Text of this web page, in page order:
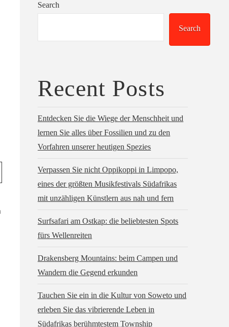
Search
Search
Recent Posts
Entdecken Sie die Wiege der Menschheit und
lernen Sie alles über Fossilien und zu den
Vorfahren unserer heutigen Spezies
Verpassen Sie nicht Oppikoppi in Limpopo,
eines der größten Musikfestivals Südafrikas
mit unzähligen Künstlern aus nah und fern
Surfsafari am Ostkap: die beliebtesten Spots
fürs Wellenreiten
Drakensberg Mountains: beim Campen und
Wandern die Gegend erkunden
Tauchen Sie ein in die Kultur von Soweto und
erleben Sie das vibrierende Leben in
Südafrikas berühmtestem Township